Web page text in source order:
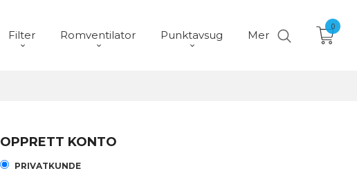
Filter Romventilator Punktavsug Mer
0
OPPRETT KONTO
PRIVATKUNDE